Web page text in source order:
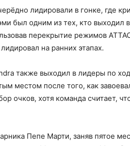
лидировали в гонке, где
был одним из тех, кто выходил
перекрытие режимов
на ранних этапах.
также выходил в лидеры по
местом после того, как
очков, хотя команда считает,
Пепе Марти, заняв пятое